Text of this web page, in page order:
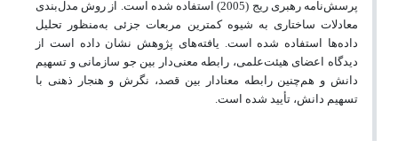
پرسش‌نامه رهبری ریج (2005) استفاده شده است. از روش مدل‌بندی
معادلات ساختاری به شیوه کمترین مربعات جزئی به‌منظور تحلیل
داده‌ها استفاده شده است. یافته‌های پژوهش نشان داده است از
دیدگاه اعضای هیئت‌علمی، رابطه معنی‌دار بین جو سازمانی و تسهیم
دانش و هم‌چنین رابطه معنادار بین قصد، نگرش و هنجار ذهنی با
تسهیم دانش، تأیید شده است.